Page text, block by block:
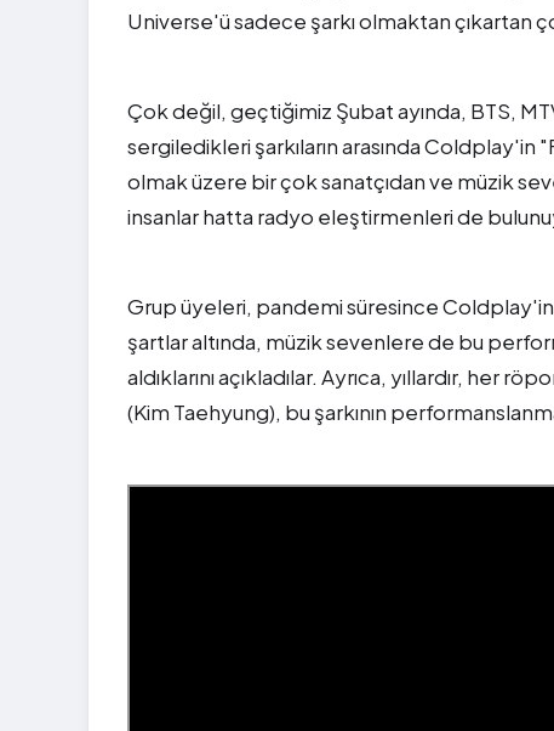
Universe'ü sadece şarkı olmaktan çıkartan
Çok değil, geçtiğimiz Şubat ayında, BTS,
sergiledikleri şarkıların arasında Coldplay'in
olmak üzere bir çok sanatçıdan ve müzik
insanlar hatta radyo eleştirmenleri de
Grup üyeleri, pandemi süresince Coldplay'in
şartlar altında, müzik sevenlere de bu
aldıklarını açıkladılar. Ayrıca, yıllardır, her
(Kim Taehyung), bu şarkının